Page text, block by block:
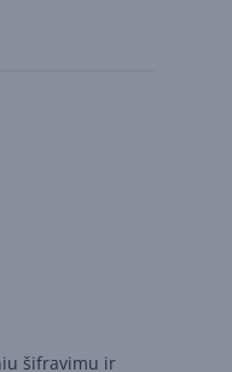
šifravimu ir